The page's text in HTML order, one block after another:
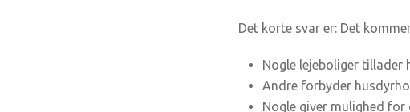
Det korte svar er: Det
Nogle lejeboliger tillader
Andre forbyder
Nogle giver mulighed